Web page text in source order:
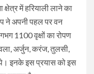
में हरियाली लाने का
ने अपनी पहल पर वन
1100 वृक्षों का रोपण
अर्जुन, करंज, तुलसी,
इनके इस प्रयास को इस